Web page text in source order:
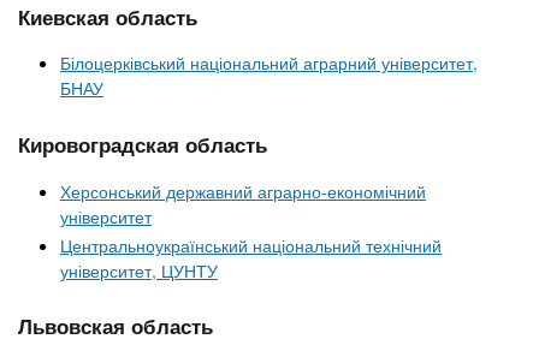
Киевская область
Білоцерківський національний аграрний університет,
БНАУ
Кировоградская область
Херсонський державний аграрно-економічний
університет
Центральноукраїнський національний технічний
університет, ЦУНТУ
Львовская область